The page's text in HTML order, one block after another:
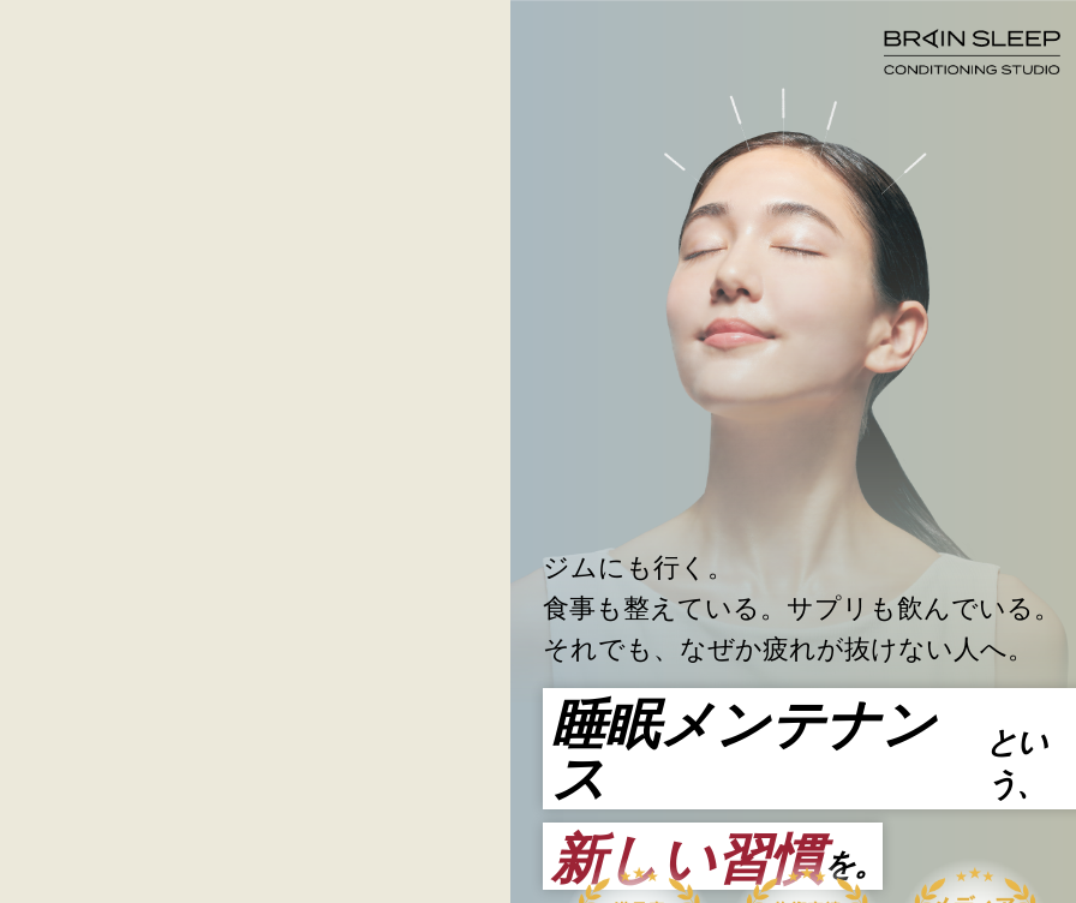
ジムにも行く。
食事も整えている。サプリも飲んでいる。
それでも、なぜか疲れが抜けない人へ。
睡眠メンテナン
ス
とい
う、
新しい習慣を。